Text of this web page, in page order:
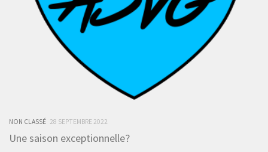
NON CLASSÉ 28 SEPTEMBRE 2022
Une saison exceptionnelle?